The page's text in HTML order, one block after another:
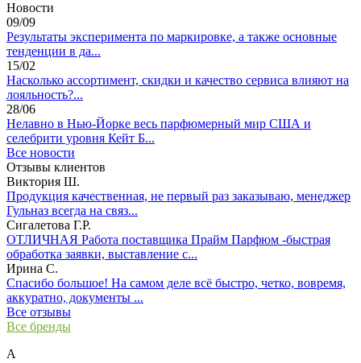
Новости
09/09
Результаты эксперимента по маркировке, а также основные
тенденции в да...
15/02
Насколько ассортимент, скидки и качество сервиса влияют на
лояльность?...
28/06
Нелавно в Нью-Йорке весь парфюмерный мир США и
селебрити уровня Кейт Б...
Все новости
Отзывы клиентов
Виктория Ш.
Продукция качественная, не первый раз заказываю, менеджер
Гульназ всегда на связ...
Сигалетова Г.Р.
ОТЛИЧНАЯ Работа поставщика Прайм Парфюм -быстрая
обработка заявки, выставление с...
Ирина С.
Спасибо большое! На самом деле всё быстро, четко, вовремя,
аккуратно, документы ...
Все отзывы
Все бренды
A